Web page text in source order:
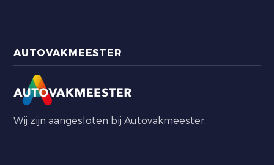
AUTOVAKMEESTER
Wij zijn aangesloten bij Autovakmeester.